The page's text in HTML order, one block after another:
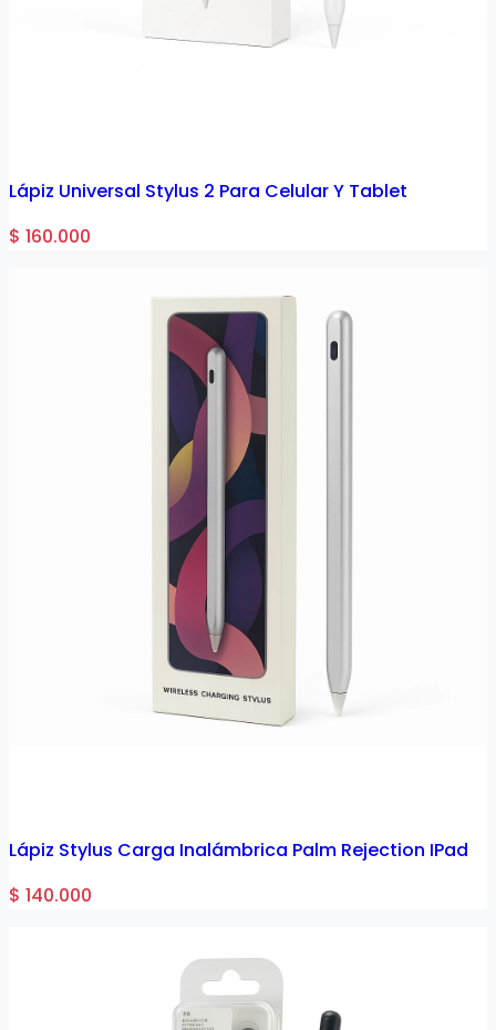
Lápiz Universal Stylus 2 Para Celular Y Tablet
$ 160.000
Lápiz Stylus Carga Inalámbrica Palm Rejection IPad
$ 140.000